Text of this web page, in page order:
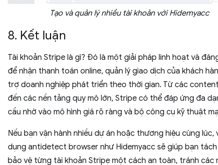
Tạo và quản lý nhiều tài khoản với Hidemyacc
8. Kết luận
Tài khoản Stripe là gì? Đó là một giải pháp linh hoạt và
để nhận thanh toán online, quản lý giao dịch của khách
trợ doanh nghiệp phát triển theo thời gian. Từ các
đến các nền tảng quy mô lớn, Stripe có thể đáp ứng đa
cầu nhờ vào mô hình giá rõ ràng và bộ công cụ kỹ thuật
Nếu bạn vận hành nhiều dự án hoặc thương hiệu cùng lúc,
dụng antidetect browser như Hidemyacc sẽ giúp bạn
bảo vệ từng tài khoản Stripe một cách an toàn, tránh các